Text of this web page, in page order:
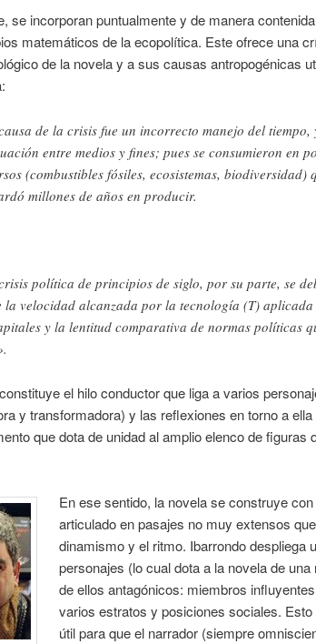
se incorporan puntualmente y de manera
matemáticos de la ecopolítica. Este ofrece una
de la novela y a sus causas antropogénicas
de la crisis fue un incorrecto manejo del tiempo,
entre medios y fines; pues se consumieron en
(combustibles fósiles, ecosistemas, biodiversidad)
millones de años en producir.
política de principios de siglo, por su parte, se
la velocidad alcanzada por la tecnología (T)
y la lentitud comparativa de normas políticas
el hilo conductor que liga a varios
y transformadora) y las reflexiones en torno a
que dota de unidad al amplio elenco de figuras
En ese sentido, la novela se construye
articulado en pasajes no muy extensos
dinamismo y el ritmo. Ibarrondo despliega
personajes (lo cual dota a la novela de
de ellos antagónicos: miembros
varios estratos y posiciones sociales.
útil para que el narrador (siempre